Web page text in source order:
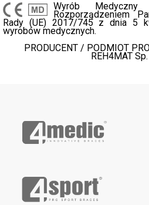
Wyrób
Rozporządzeniem
Rady (UE) 2017/745 z dnia 5
wyrobów medycznych.
PRODUCENT / PODMIOT
REH4MAT